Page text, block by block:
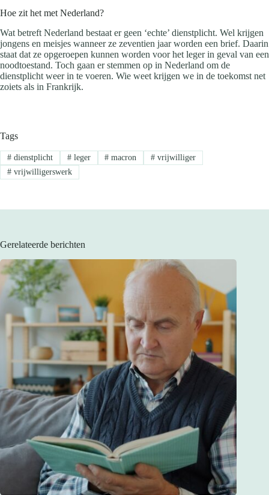
Hoe zit het met Nederland?
Wat betreft Nederland bestaat er geen ‘echte’ dienstplicht. Wel krijgen
jongens en meisjes wanneer ze zeventien jaar worden een brief. Daarin
staat dat ze opgeroepen kunnen worden voor het leger in geval van een
noodtoestand. Toch gaan er stemmen op in Nederland om de
dienstplicht weer in te voeren. Wie weet krijgen we in de toekomst net
zoiets als in Frankrijk.
Tags
#dienstplicht #leger # macron # vrijwilliger
#vrijwilligerswerk
Gerelateerde berichten